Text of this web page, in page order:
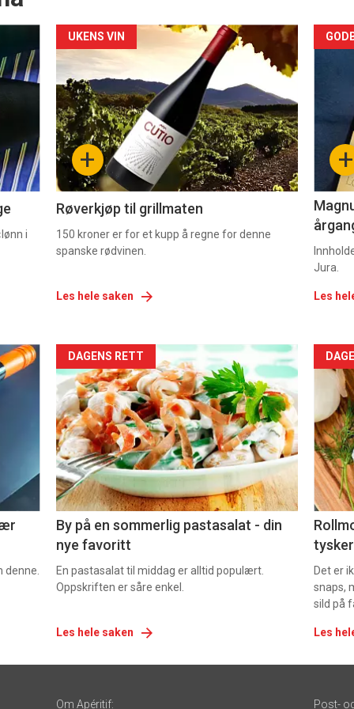
i
Forsiden
akkurat
nå
-
2 +
UKENS VIN
Røverkjøp til grillmaten
150 kroner er for et kupp å regne for denne
spanske rødvinen.
Les hele saken
nå
+
Jura.
Les
denne.
Forsiden
akkurat
nå
-
5
DAGENS RETT
By på en sommerlig pastasalat - din
nye favoritt
En pastasalat til middag er alltid populært.
Oppskriften er såre enkel.
Les hele saken
nå
-
6
Det er
snaps,
sild på
Les
Om Apéritif: Post-